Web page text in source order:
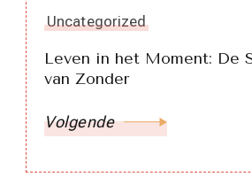
Uncategorized
Leven in het Moment: De
van Zonder
Volgende